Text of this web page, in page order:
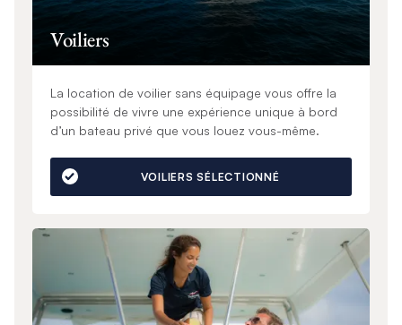
Voiliers
La location de voilier sans équipage vous offre la
possibilité de vivre une expérience unique à bord
d’un bateau privé que vous louez vous-même.
VOILIERS SÉLECTIONNÉ